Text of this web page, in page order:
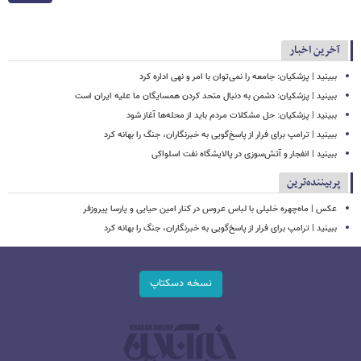
آخرین اخبار
ببینید | پزشکیان: جامعه را نمی‌توان با امر و نهی اداره کرد
ببینید | پزشکیان: دشمن به دنبال متحد کردن همسایگان ما علیه ایران است
ببینید | پزشکیان: حل مشکلات مردم باید از محله‌ها آغاز شود
ببینید | ترامپ برای فرار از پاسخ‌گویی به خبرنگاران، جنگ را بهانه کرد
ببینید | انفجار و آتش‌سوزی در پالایشگاه نفت اسلواکی
پربیننده‌ترین
عکس | ماه‌چهره خلیلی با لباس عروس در کنار امین حیایی و پارسا پیروزفر
ببینید | ترامپ برای فرار از پاسخ‌گویی به خبرنگاران، جنگ را بهانه کرد
نسخه دسکتاپ